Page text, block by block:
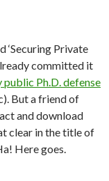
‘Securing Private
committed it
Ph.D. defense
But a friend of
and download
clear in the title of
Here goes.
download of my